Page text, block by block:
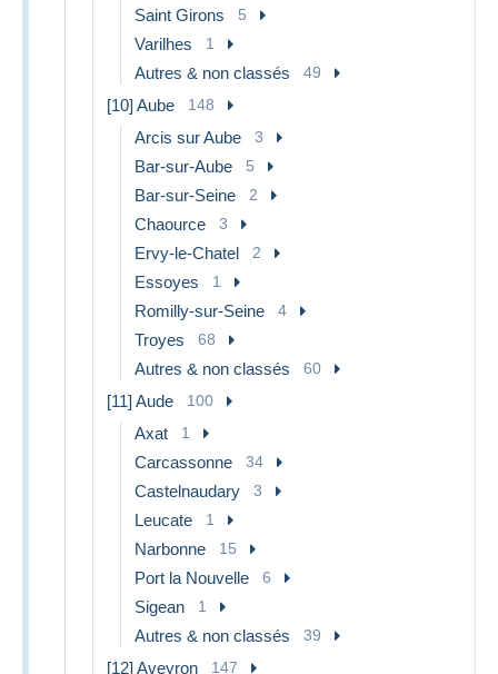
Saint Girons 5
Varilhes 1
Autres & non classés 49
[10] Aube 148
Arcis sur Aube 3
Bar-sur-Aube 5
Bar-sur-Seine 2
Chaource 3
Ervy-le-Chatel 2
Essoyes 1
Romilly-sur-Seine 4
Troyes 68
Autres & non classés 60
[11] Aude 100
Axat 1
Carcassonne 34
Castelnaudary 3
Leucate 1
Narbonne 15
Port la Nouvelle 6
Sigean 1
Autres & non classés 39
[12] Aveyron 147